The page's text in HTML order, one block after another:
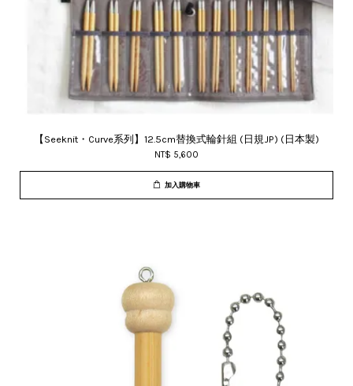
【Seeknit・Curve系列】12.5cm替換式輪針組 (日規JP) (日本製)
NT$ 5,600
加入購物車